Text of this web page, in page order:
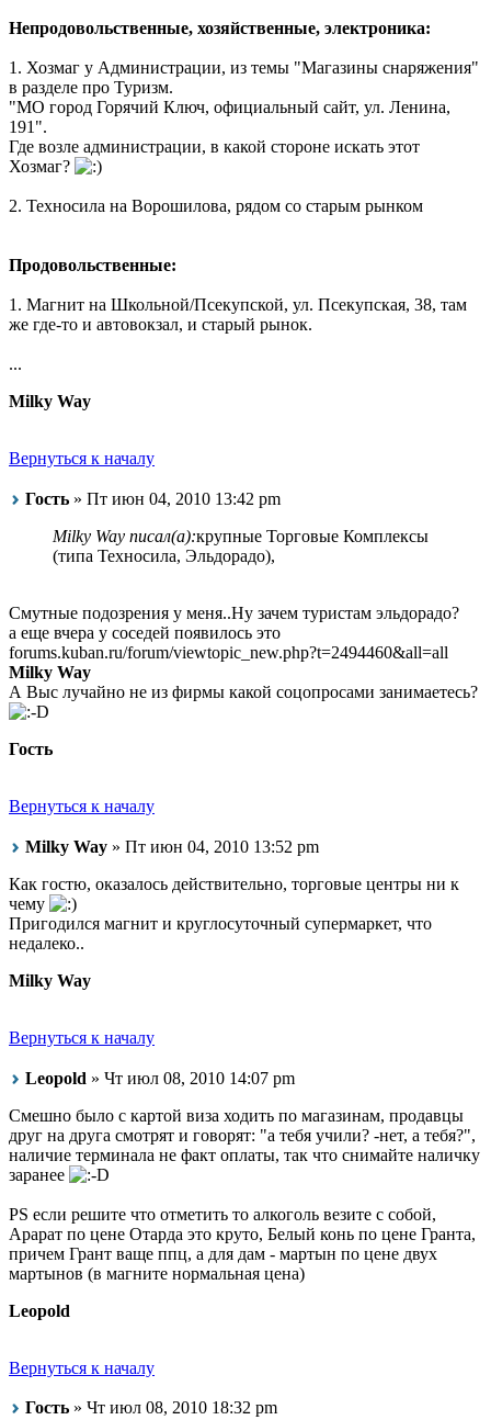
Непродовольственные, хозяйственные, электроника:
1. Хозмаг у Администрации, из темы "Магазины снаряжения"
в разделе про Туризм.
"МО город Горячий Ключ, официальный сайт, ул. Ленина,
191".
Где возле администрации, в какой стороне искать этот
Хозмаг?
2. Техносила на Ворошилова, рядом со старым рынком
Продовольственные:
1. Магнит на Школьной/Псекупской, ул. Псекупская, 38, там
же где-то и автовокзал, и старый рынок.
...
Milky Way
Вернуться к началу
Гость » Пт июн 04, 2010 13:42 pm
Milky Way писал(а):крупные Торговые Комплексы
(типа Техносила, Эльдорадо),
Смутные подозрения у меня..Ну зачем туристам эльдорадо?
а еще вчера у соседей появилось это
forums.kuban.ru/forum/viewtopic_new.php?t=2494460&all=all
Milky Way
А Выс лучайно не из фирмы какой соцопросами занимаетесь?
Гость
Вернуться к началу
Milky Way » Пт июн 04, 2010 13:52 pm
Как гостю, оказалось действительно, торговые центры ни к
чему
Пригодился магнит и круглосуточный супермаркет, что
недалеко..
Milky Way
Вернуться к началу
Leopold » Чт июл 08, 2010 14:07 pm
Смешно было с картой виза ходить по магазинам, продавцы
друг на друга смотрят и говорят: "а тебя учили? -нет, а тебя?",
наличие терминала не факт оплаты, так что снимайте наличку
заранее
PS если решите что отметить то алкоголь везите с собой,
Арарат по цене Отарда это круто, Белый конь по цене Гранта,
причем Грант ваще ппц, а для дам - мартын по цене двух
мартынов (в магните нормальная цена)
Leopold
Вернуться к началу
Гость » Чт июл 08, 2010 18:32 pm